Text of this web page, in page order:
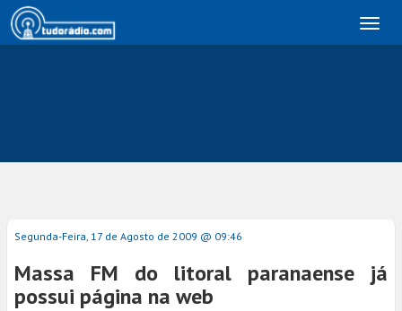
Segunda-Feira, 17 de Agosto de 2009 @ 09:46
Massa FM do litoral paranaense já
possui página na web